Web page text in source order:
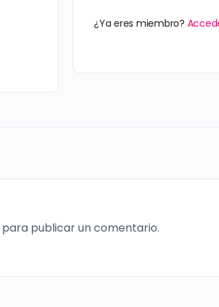
¿Ya eres miembro?
para publicar un comentario.